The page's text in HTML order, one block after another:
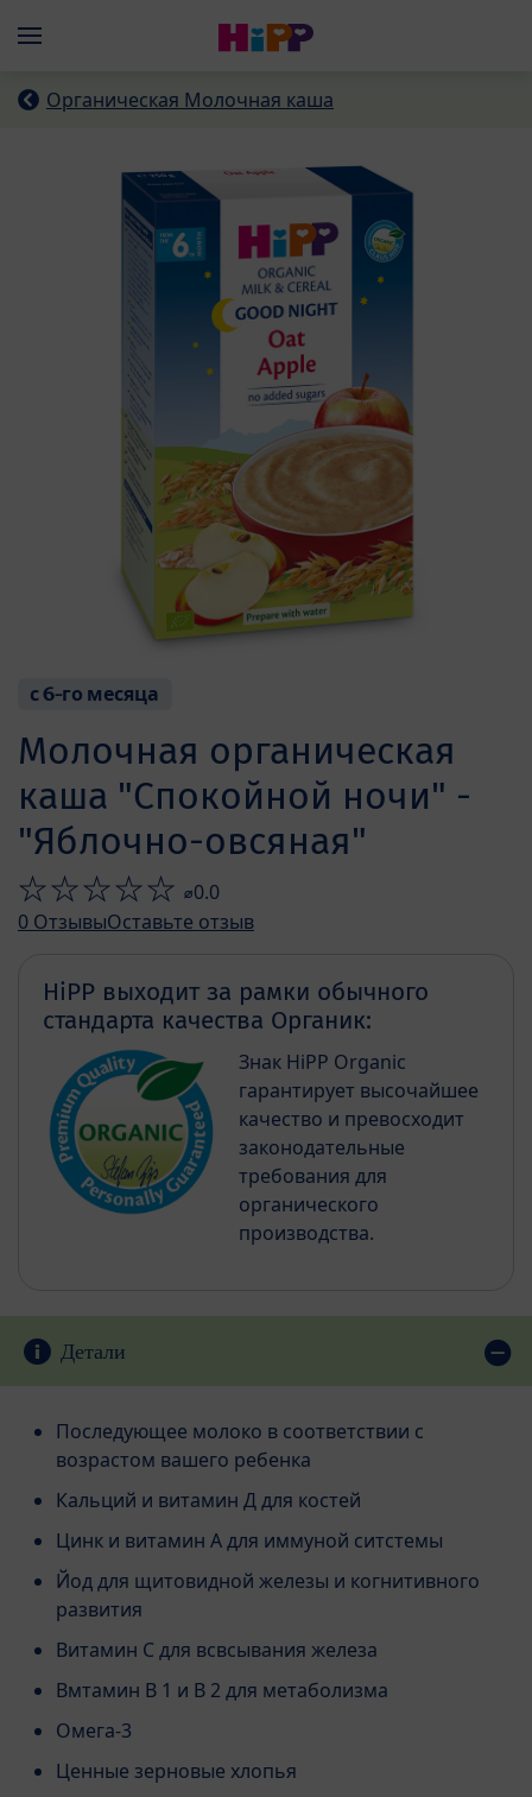
Menü
Органическая Молочная каша
с 6-го месяца
Молочная органическая
каша "Спокойной ночи" -
"Яблочно-овсяная"
⌀0.0
0 ОтзывыОставьте отзыв
HiPP выходит за рамки обычного
стандарта качества Органик:
Знак HiPP Organic
гарантирует высочайшее
качество и превосходит
законодательные
требования для
органического
производства.
Детали
Последующее молоко в соответствии с
возрастом вашего ребенка
Кальций и витамин Д для костей
Цинк и витамин А для иммуной ситстемы
Йод для щитовидной железы и когнитивного
развития
Витамин С для всвсывания железа
Вмтамин В 1 и В 2 для метаболизма
Омега-3
Ценные зерновые хлопья